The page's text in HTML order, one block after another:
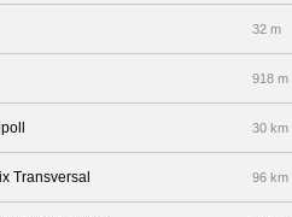
32 m
918 m
30 km
Transversal 96 km